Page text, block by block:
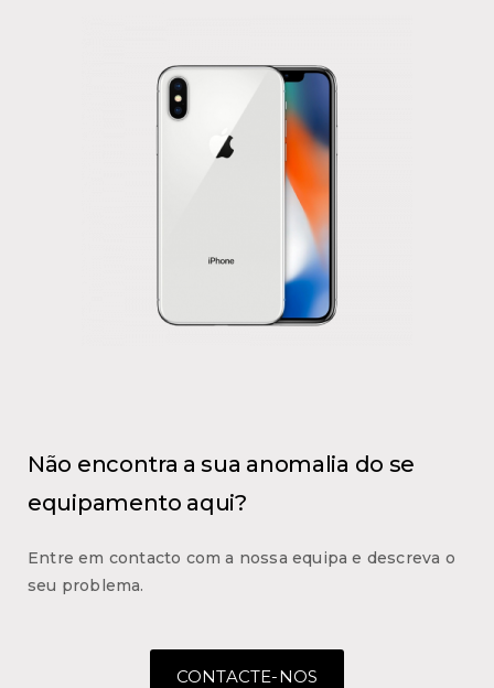
Não encontra a sua anomalia do se
equipamento aqui?
Entre em contacto com a nossa equipa e descreva o
seu problema.
CONTACTE-NOS